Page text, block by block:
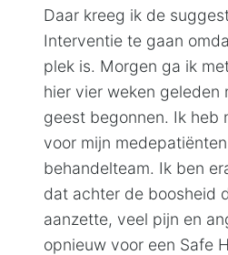
Daar kreeg ik de
Interventie te gaan
plek is. Morgen ga ik
hier vier weken geleden
geest begonnen. Ik heb
voor mijn
behandelteam. Ik ben
dat achter de boosheid
aanzette, veel pijn en
opnieuw voor een Safe